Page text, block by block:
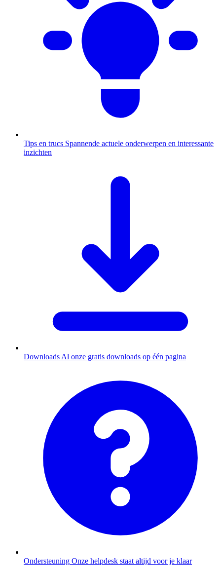
Tips en trucs Spannende actuele onderwerpen en interessante
inzichten
Downloads Al onze gratis downloads op één pagina
Ondersteuning Onze helpdesk staat altijd voor je klaar